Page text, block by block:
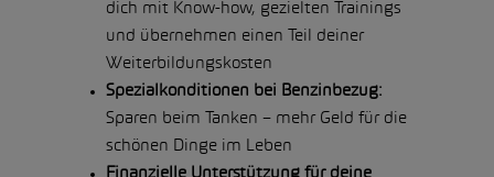
dich mit Know-how, gezielten Trainings
und übernehmen einen Teil deiner
Weiterbildungskosten
Spezialkonditionen bei Benzinbezug:
Sparen beim Tanken – mehr Geld für die
schönen Dinge im Leben
Finanzielle Unterstützung für deine